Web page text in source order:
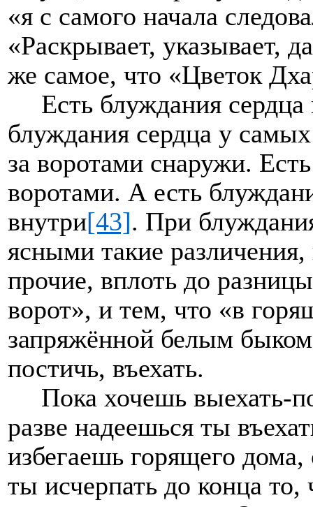
«я с самого начала
«Раскрывает, указывает,
же самое, что «Цветок
Есть блуждания
блуждания сердца у
за воротами снаружи.
воротами. А есть
внутри[43]. При
ясными такие
прочие, вплоть до
ворот», и тем, что «в
запряжённой белым
постичь, въехать.
Пока хочешь выехать-
разве надеешься ты
избегаешь горящего
ты исчерпать до конца